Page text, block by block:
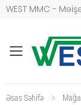
WEST MMC -
Mob
Əsas Səhifə